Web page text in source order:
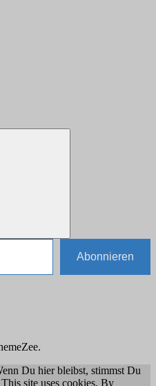
Abonnieren
Du hier bleibst, stimmst Du
site uses cookies. By